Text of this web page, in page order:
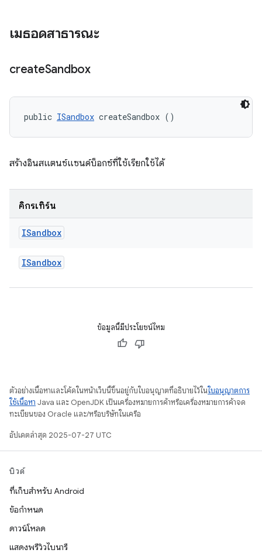
เมธอดสาธารณะ
createSandbox
public ISandbox createSandbox ()
สร้างอินสแตนซ์แซนด์บ็อกซ์ที่ใช้เรียกใช้ได้
คิกรีเทิร์น
ISandbox
ISandbox
ข้อมูลนี้มีประโยชน์ไหม
ตัวอย่างเนื้อหาและโค้ดในหน้าเว็บนี้ขึ้นอยู่กับใบอนุญาตที่อธิบายไว้ในใบอนุญาตการ
ใช้เนื้อหา Java และ OpenJDK เป็นเครื่องหมายการค้าหรือเครื่องหมายการค้าจด
ทะเบียนของ Oracle และ/หรือบริษัทในเครือ
อัปเดตล่าสุด 2025-07-27 UTC
บิวด์
ที่เก็บสำหรับ Android
ข้อกำหนด
ดาวน์โหลด
แสดงพรีวิวไบนารี